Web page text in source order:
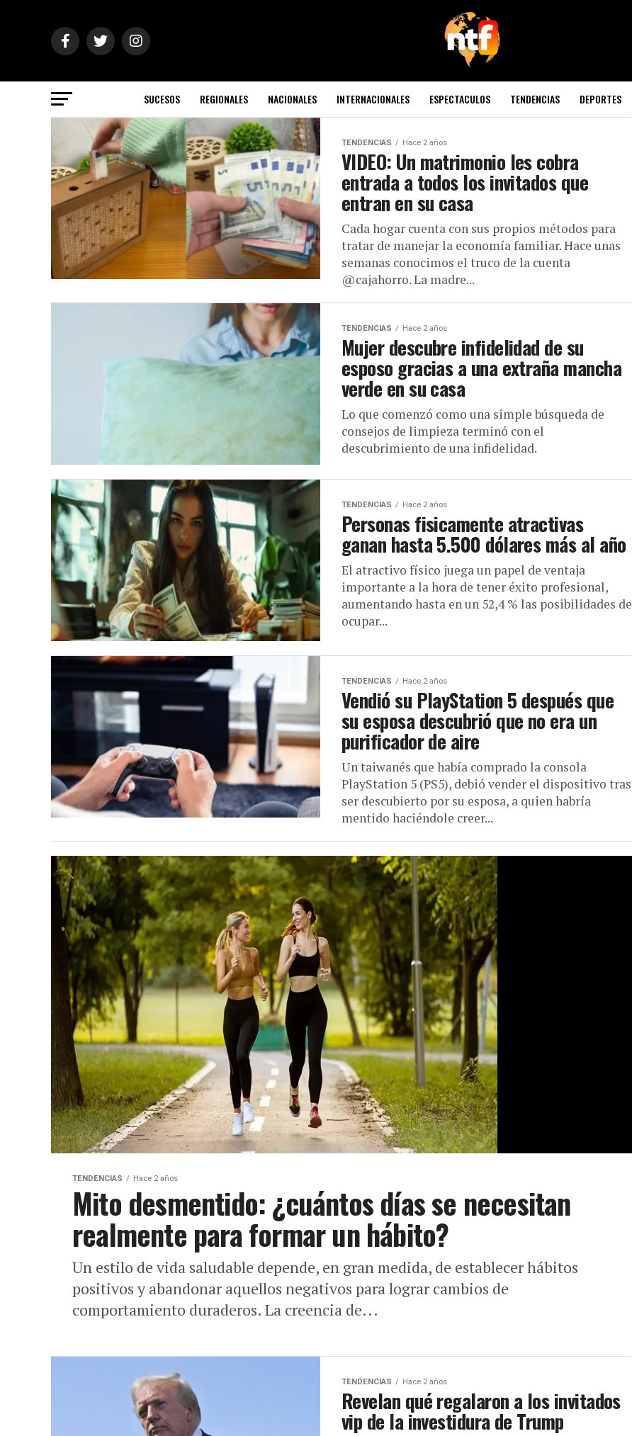
SUCESOS REGIONALES NACIONALES INTERNACIONALES ESPECTACULOS TENDENCIAS DEPORTES
TENDENCIAS Hace 2 años
VIDEO: Un matrimonio les cobra
entrada a todos los invitados que
entran en su casa
Cada hogar cuenta con sus propios métodos para
tratar de manejar la economía familiar. Hace unas
semanas conocimos el truco de la cuenta
@cajahorro. La madre...
TENDENCIAS Hace 2 años
Mujer descubre infidelidad de su
esposo gracias a una extraña mancha
verde en su casa
Lo que comenzó como una simple búsqueda de
consejos de limpieza terminó con el
descubrimiento de una infidelidad.
TENDENCIAS Hace 2 años
Personas fisicamente atractivas
ganan hasta 5.500 dólares más al año
El atractivo físico juega un papel de ventaja
importante a la hora de tener éxito profesional,
aumentando hasta en un 52,4 % las posibilidades de
ocupar...
TENDENCIAS Hace 2 años
Vendió su PlayStation 5 después que
su esposa descubrió que no era un
purificador de aire
Un taiwanés que había comprado la consola
PlayStation 5 (PS5), debió vender el dispositivo tras
ser descubierto por su esposa, a quien habría
mentido haciéndole creer...
TENDENCIAS Hace 2 años
Mito desmentido: ¿cuántos días se necesitan
realmente para formar un hábito?
Un estilo de vida saludable depende, en gran medida, de establecer hábitos
positivos y abandonar aquellos negativos para lograr cambios de
comportamiento duraderos. La creencia de...
TENDENCIAS Hace 2 años
Revelan qué regalaron a los invitados
vip de la investidura de Trump